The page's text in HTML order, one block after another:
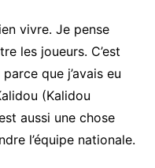
vivre. Je pense
les joueurs. C’est
que j’avais eu
(Kalidou
aussi une chose
l’équipe nationale.